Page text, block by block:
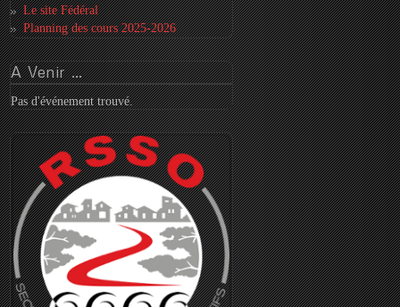
Le site Fédéral
Planning des cours 2025-2026
AVenir ...
Pas d'événement trouvé.